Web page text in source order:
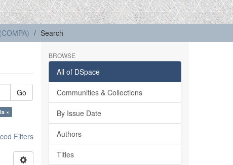
Search
Go
×
Filters
BROWSE
All of DSpace
Communities & Collections
By Issue Date
Authors
Titles